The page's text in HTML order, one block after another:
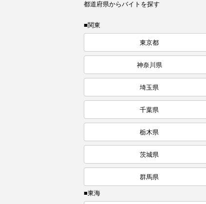
都道府県からバイトを探す
■関東
東京都
神奈川県
埼玉県
千葉県
栃木県
茨城県
群馬県
■東海